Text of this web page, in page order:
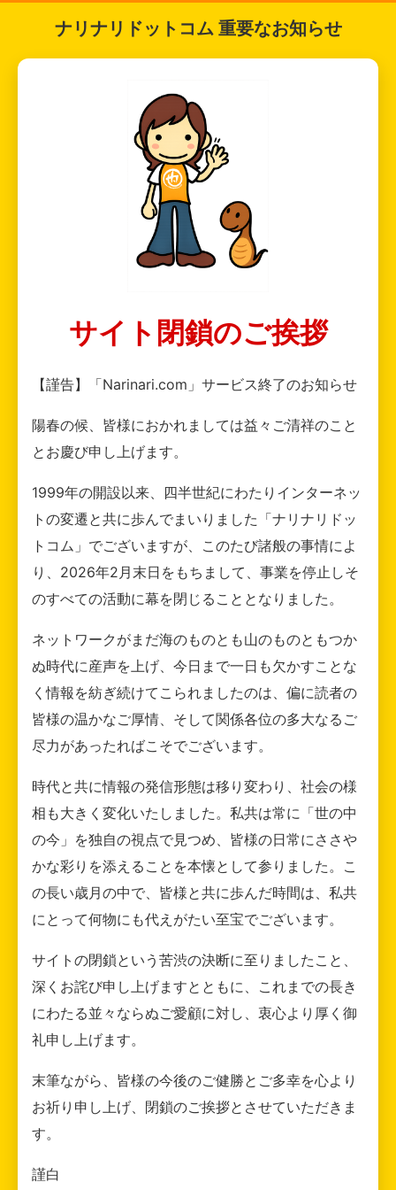
ナリナリドットコム 重要なお知らせ
サイト閉鎖のご挨拶
【謹告】「Narinari.com」サービス終了のお知らせ
陽春の候、皆様におかれましては益々ご清祥のこと
とお慶び申し上げます。
1999年の開設以来、四半世紀にわたりインターネッ
トの変遷と共に歩んでまいりました「ナリナリドッ
トコム」でございますが、このたび諸般の事情によ
り、2026年2月末日をもちまして、事業を停止しそ
のすべての活動に幕を閉じることとなりました。
ネットワークがまだ海のものとも山のものともつか
ぬ時代に産声を上げ、今日まで一日も欠かすことな
く情報を紡ぎ続けてこられましたのは、偏に読者の
皆様の温かなご厚情、そして関係各位の多大なるご
尽力があったればこそでございます。
時代と共に情報の発信形態は移り変わり、社会の様
相も大きく変化いたしました。私共は常に「世の中
の今」を独自の視点で見つめ、皆様の日常にささや
かな彩りを添えることを本懐として参りました。こ
の長い歳月の中で、皆様と共に歩んだ時間は、私共
にとって何物にも代えがたい至宝でございます。
サイトの閉鎖という苦渋の決断に至りましたこと、
深くお詫び申し上げますとともに、これまでの長き
にわたる並々ならぬご愛顧に対し、衷心より厚く御
礼申し上げます。
末筆ながら、皆様の今後のご健勝とご多幸を心より
お祈り申し上げ、閉鎖のご挨拶とさせていただきま
す。
謹白